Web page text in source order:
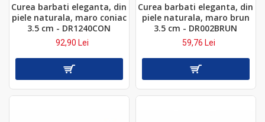
Curea barbati eleganta, din
piele naturala, maro coniac
3.5 cm - DR1240CON
92,90 Lei
Curea barbati eleganta, din
piele naturala, maro brun
3.5 cm - DR002BRUN
59,76 Lei